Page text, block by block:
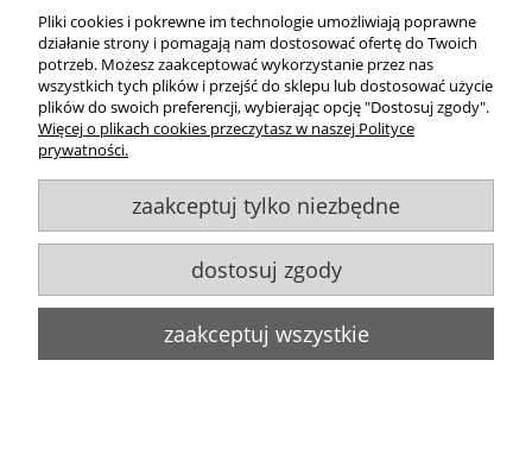
do koszyka
ABAŻUR do lampy stożek 3S-E27 beż len 12/25
wys 15
KOLORÓW
Pliki cookies i pokrewne im technologie umożliwiają poprawne
działanie strony i pomagają nam dostosować ofertę do Twoich
potrzeb. Możesz zaakceptować wykorzystanie przez nas
wszystkich tych plików i przejść do sklepu lub dostosować użycie
plików do swoich preferencji, wybierając opcję "Dostosuj zgody".
Więcej o plikach cookies przeczytasz w naszej Polityce
prywatności.
zaakceptuj tylko niezbędne
dostosuj zgody
zaakceptuj wszystkie